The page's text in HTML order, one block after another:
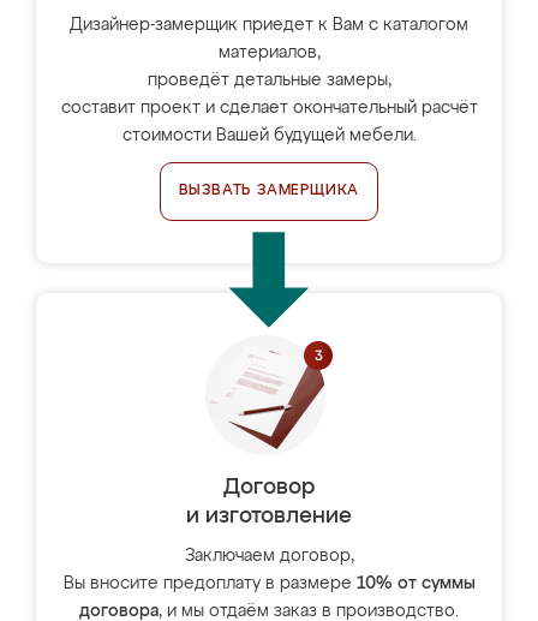
Дизайнер-замерщик приедет к Вам с каталогом
материалов,
проведёт детальные замеры,
составит проект и сделает окончательный расчёт
стоимости Вашей будущей мебели.
ВЫЗВАТЬ ЗАМЕРЩИКА
Договор
и изготовление
Заключаем договор,
Вы вносите предоплату в размере 10% от суммы
договора, и мы отдаём заказ в производство.